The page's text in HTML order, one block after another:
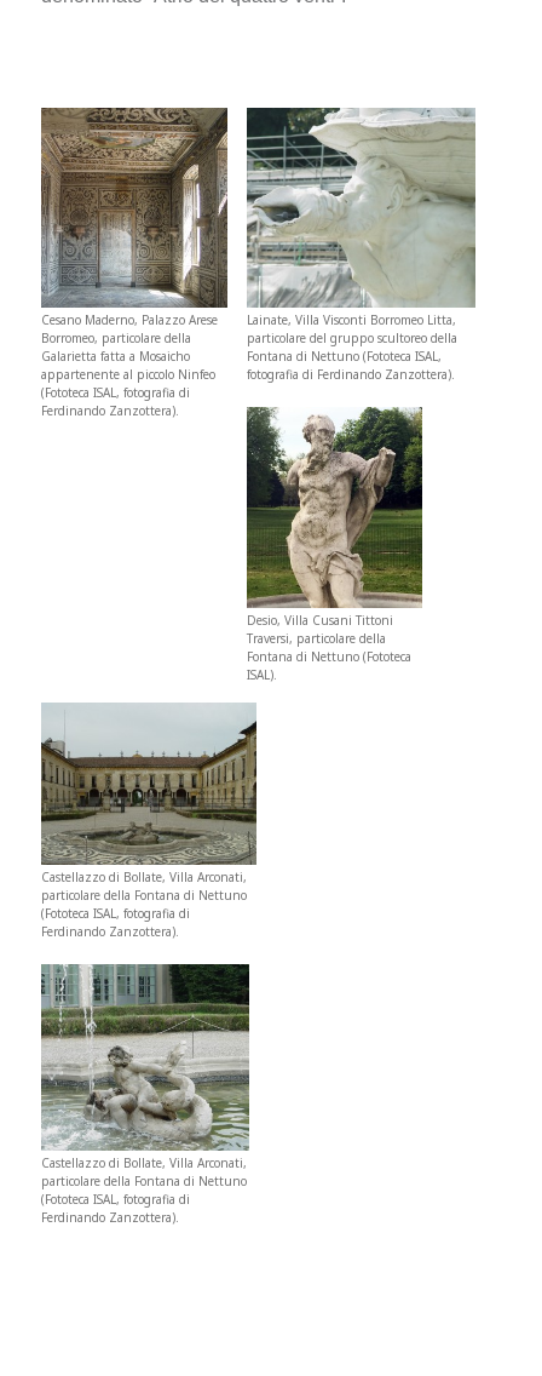
Cesano Maderno, Palazzo Arese
Borromeo, particolare della
Galarietta fatta a Mosaicho
appartenente al piccolo Ninfeo
(Fototeca ISAL, fotografia di
Ferdinando Zanzottera).
Lainate, Villa Visconti Borromeo Litta,
particolare del gruppo scultoreo della
Fontana di Nettuno (Fototeca ISAL,
fotografia di Ferdinando Zanzottera).
Desio, Villa Cusani Tittoni
Traversi, particolare della
Fontana di Nettuno (Fototeca
ISAL).
Castellazzo di Bollate, Villa Arconati,
particolare della Fontana di Nettuno
(Fototeca ISAL, fotografia di
Ferdinando Zanzottera).
Castellazzo di Bollate, Villa Arconati,
particolare della Fontana di Nettuno
(Fototeca ISAL, fotografia di
Ferdinando Zanzottera).